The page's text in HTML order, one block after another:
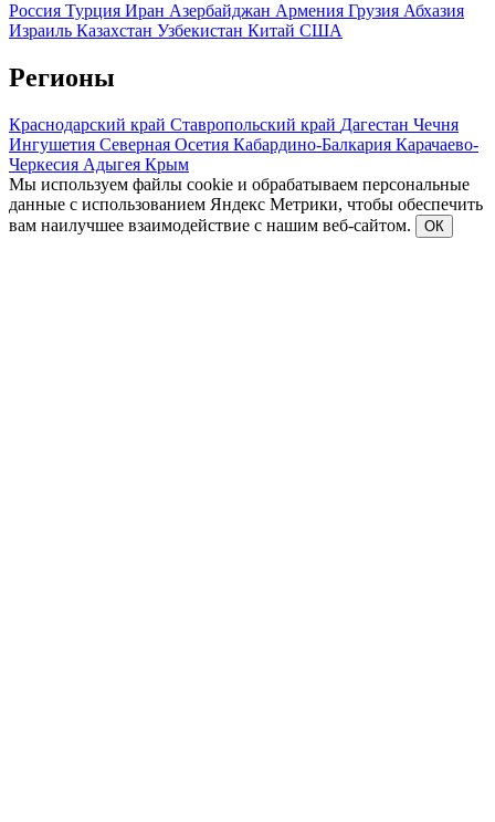
Россия Турция Иран Азербайджан Армения Грузия Абхазия
Израиль Казахстан Узбекистан Китай США
Регионы
Краснодарский край Ставропольский край Дагестан Чечня
Ингушетия Северная Осетия Кабардино-Балкария Карачаево-
Черкесия Адыгея Крым
Мы используем файлы cookie и обрабатываем персональные
данные с использованием Яндекс Метрики, чтобы обеспечить
вам наилучшее взаимодействие с нашим веб-сайтом.
ОК